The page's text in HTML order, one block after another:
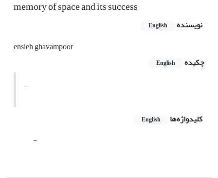
memory of space and its success
نویسنده English
ensieh ghavampoor
چکیده
English
-
کلیدواژه‌ها English
-